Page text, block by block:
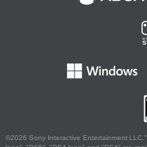
©2026 Sony Interactive Entertainment